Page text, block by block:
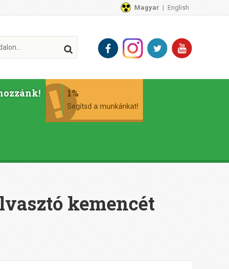
Magyar English
1%
Segítsd a munkánkat!
kemencét